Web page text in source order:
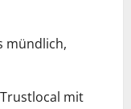
mündlich,
mit